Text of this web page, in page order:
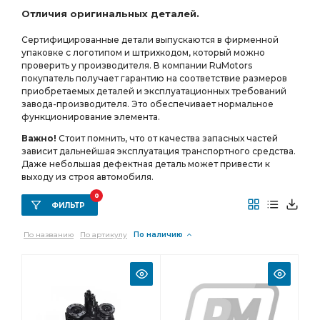
фланцы с торцевыми шлицами АЗ УРАЛ
МОСТ СРЕДНИЙ ПЕРЕДНЕГО МОСТА зуб фланец
РЕДУКТОР СРЕДНЕГО МОСТА i=7.49
СРЕДНЕГО МОСТА i=7.49
СРЕДНЕГО МОСТА i=7.49 49 зуб УРАЛ УВК
АБС пневмотормоза АЗ УРАЛ УРАЛ АМТ
зуб фланец с торц. шлицами
ТРУБКА АЗ УРАЛ
РЕДУКТОР ПЕРЕДНЕГО
РЕДУКТОР ПЕРЕДНЕГО МОСТА МАНОМЕТРУ АЗ УРАЛ
фланца с торцевыми шлицами АЗ УРАЛ
пневмотормозами АЗ УРАЛ
Отличия оригинальных деталей.
Сертифицированные детали выпускаются в фирменной
упаковке с логотипом и штрихкодом, который можно
проверить у производителя. В компании RuMotors
покупатель получает гарантию на соответствие размеров
приобретаемых деталей и эксплуатационных требований
завода-производителя. Это обеспечивает нормальное
функционирование элемента.
Важно! Стоит помнить, что от качества запасных частей
зависит дальнейшая эксплуатация транспортного средства.
Даже небольшая дефектная деталь может привести к
выходу из строя автомобиля.
ФИЛЬТР
0
По названию По артикулу По наличию